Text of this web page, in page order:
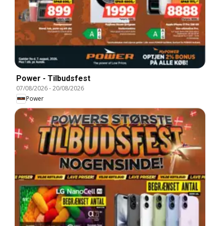
Power - Tilbudsfest
07/08/2026-20/08/2026
Power